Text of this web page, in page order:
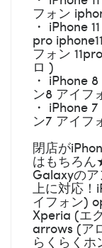
フォン
・ iPhone
pro
フォン
ロ )
・ iPhone
ン8 アイフ
・ iPhone
ン7 アイフ
閉店が
はもちろ
Galaxyの
上に対応
イフォン)
Xperia (エ
arrows (ア
らくらく